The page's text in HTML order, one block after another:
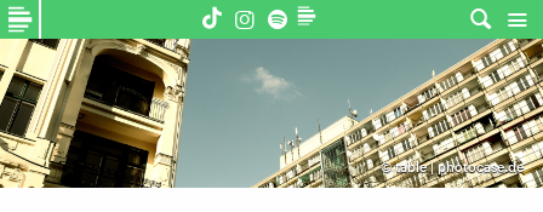
©table | photocase.de